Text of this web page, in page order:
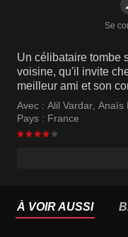
Se
Un célibataire tombe
voisine, qu'il invite
meilleur ami et son
Avec : Alil Vardar, Anaïs
Pays : France
À VOIR AUSSI